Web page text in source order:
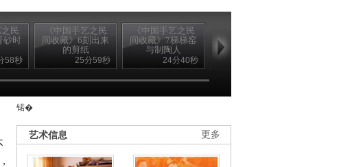
之民
砂时
58秒
《中国手艺之民
间收藏》6刻出来
的剪纸
25分59秒
《中国手艺之民
间收藏》7梯梯窑
与制陶人
24分40秒
间收藏》8周兴镇
锘�
更多
艺术信息